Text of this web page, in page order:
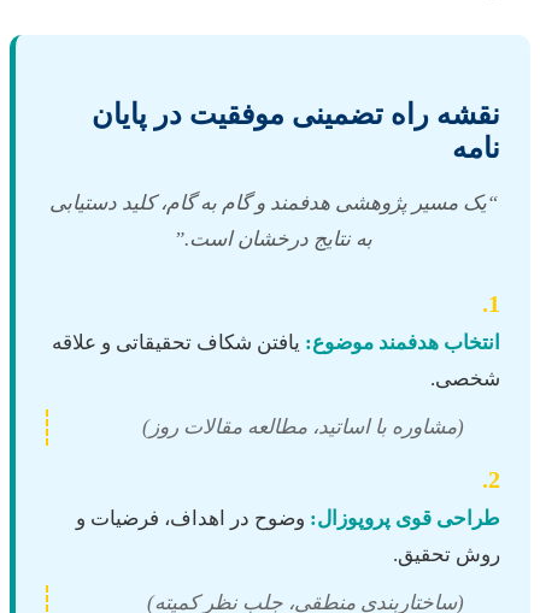
نقشه راه تضمینی موفقیت در پایان
نامه
“یک مسیر پژوهشی هدفمند و گام به گام، کلید دستیابی
به نتایج درخشان است.”
1.
انتخاب هدفمند موضوع: یافتن شکاف تحقیقاتی و علاقه
شخصی.
(مشاوره با اساتید، مطالعه مقالات روز)
2.
طراحی قوی پروپوزال: وضوح در اهداف، فرضیات و
روش تحقیق.
(ساختاربندی منطقی، جلب نظر کمیته)